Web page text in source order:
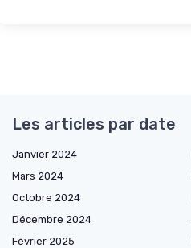
Les articles par date
Janvier 2024
Mars 2024
Octobre 2024
Décembre 2024
Février 2025